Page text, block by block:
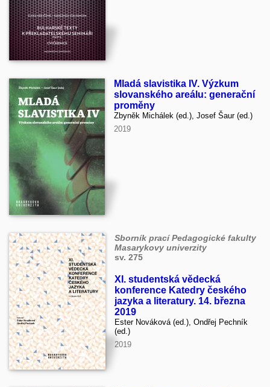
Mladá slavistika IV. Výzkum
slovanského areálu: generační
proměny
Zbyněk Michálek (ed.), Josef Šaur (ed.)
2019
Sborník prací Pedagogické fakulty
Masarykovy univerzity
sv. 275
XI. studentská vědecká
konference Katedry českého
jazyka a literatury. 14. března
2019
Ester Nováková (ed.), Ondřej Pechník
(ed.)
2019